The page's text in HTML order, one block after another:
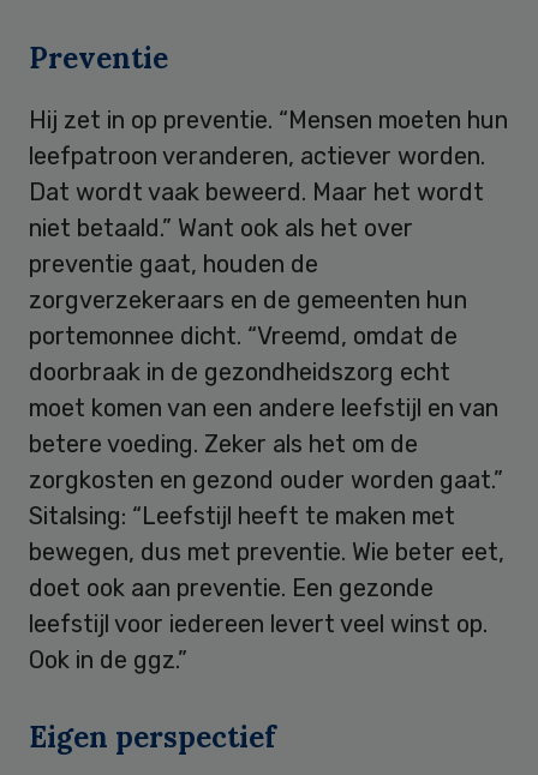
Preventie
Hij zet in op preventie. “Mensen moeten hun
leefpatroon veranderen, actiever worden.
Dat wordt vaak beweerd. Maar het wordt
niet betaald.” Want ook als het over
preventie gaat, houden de
zorgverzekeraars en de gemeenten hun
portemonnee dicht. “Vreemd, omdat de
doorbraak in de gezondheidszorg echt
moet komen van een andere leefstijl en van
betere voeding. Zeker als het om de
zorgkosten en gezond ouder worden gaat.”
Sitalsing: “Leefstijl heeft te maken met
bewegen, dus met preventie. Wie beter eet,
doet ook aan preventie. Een gezonde
leefstijl voor iedereen levert veel winst op.
Ook in de ggz.”
Eigen perspectief